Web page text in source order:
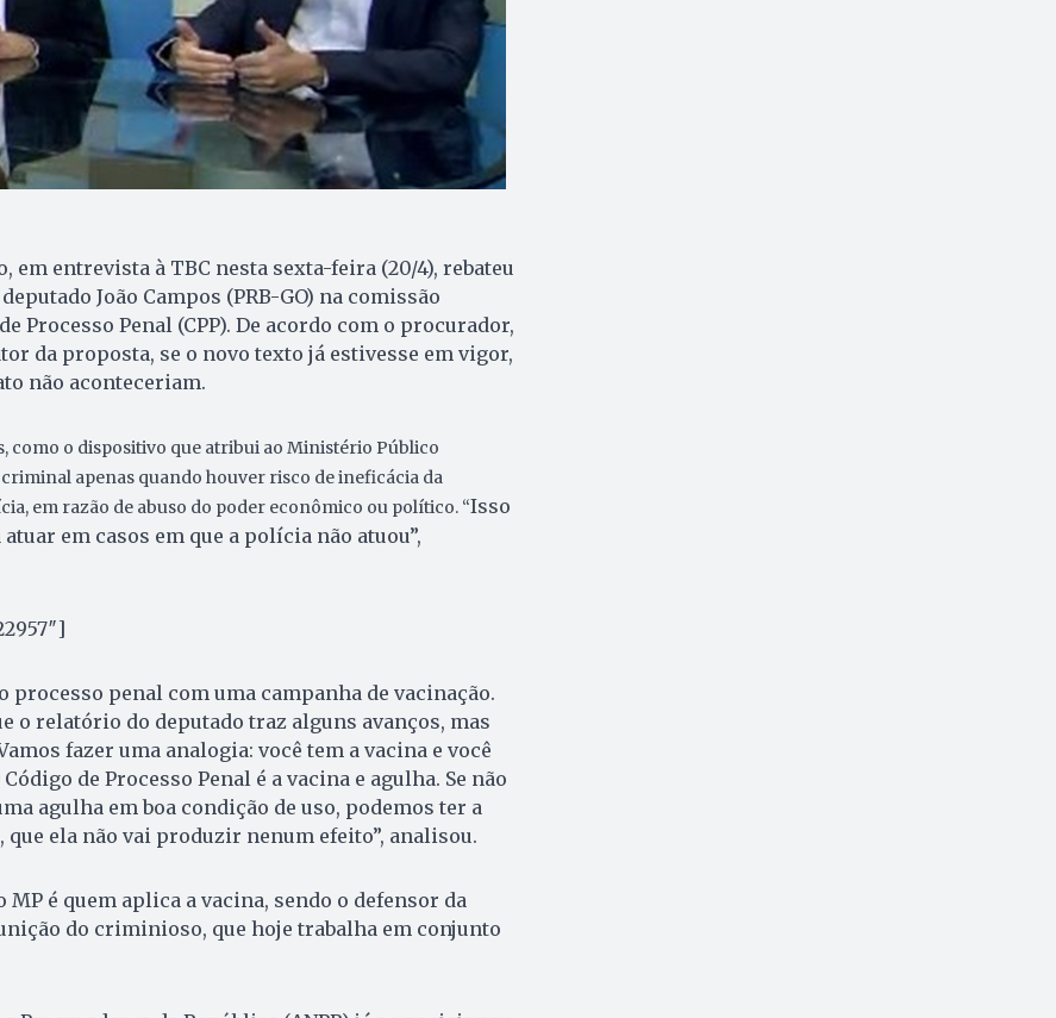
em entrevista à TBC nesta sexta-feira (20/4), rebateu
João Campos (PRB-GO) na comissão
Processo Penal (CPP). De acordo com o procurador,
da proposta, se o novo texto já estivesse em vigor,
não aconteceriam.
como o dispositivo que atribui ao Ministério Público
apenas quando houver risco de ineficácia da
em razão de abuso do poder econômico ou político. “Isso
em casos em que a polícia não atuou”,
processo penal com uma campanha de vacinação.
o relatório do deputado traz alguns avanços, mas
fazer uma analogia: você tem a vacina e você
de Processo Penal é a vacina e agulha. Se não
agulha em boa condição de uso, podemos ter a
ela não vai produzir nenum efeito”, analisou.
MP é quem aplica a vacina, sendo o defensor da
do criminioso, que hoje trabalha em conjunto